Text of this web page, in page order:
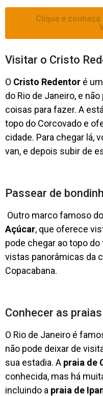
Clique e
Visitar o Cristo
O Cristo Redentor é
do Rio de Janeiro, e
coisas para fazer. A
topo do Corcovado e
cidade. Para chegar lá,
van, e depois subir de
Passear de
Outro marco famoso
Açúcar, que oferece
pode chegar ao topo
vistas panorâmicas da
Copacabana.
Conhecer as
O Rio de Janeiro é
não pode deixar de
sua estadia. A praia de
conhecida, mas há
incluindo a praia de